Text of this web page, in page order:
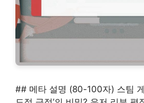
## 메타 설명 (80-100자) 스팀